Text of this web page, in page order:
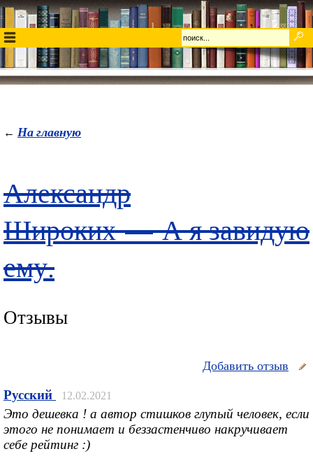
← На главную
Александр
Широких—А я завидую
ему.
Отзывы
Добавить отзыв
Русский 12.02.2021
Это дешевка ! а автор стишков глупый человек, если
этого не понимает и беззастенчиво накручивает
себе рейтинг :)